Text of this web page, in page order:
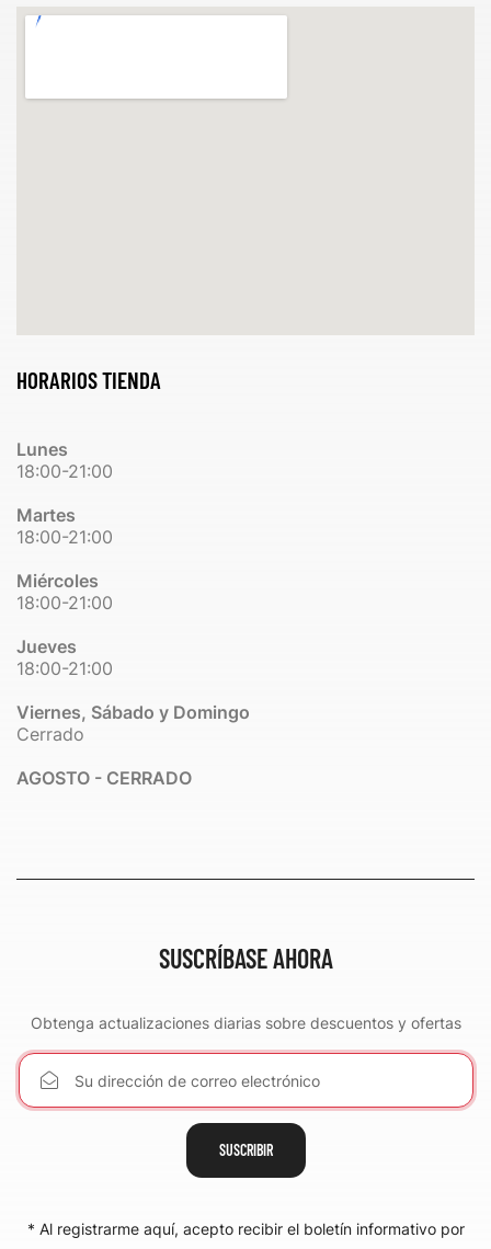
HORARIOS TIENDA
Lunes
18:00-21:00
Martes
18:00-21:00
Miércoles
18:00-21:00
Jueves
18:00-21:00
Viernes, Sábado y Domingo
Cerrado
AGOSTO - CERRADO
SUSCRÍBASE AHORA
Obtenga actualizaciones diarias sobre descuentos y ofertas
SUSCRIBIR
* Al registrarme aquí, acepto recibir el boletín informativo por